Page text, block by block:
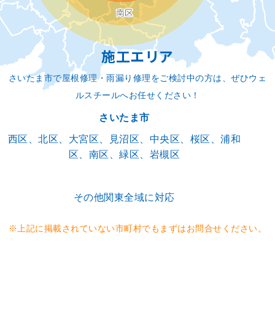
施工エリア
さいたま市で屋根修理・雨漏り修理をご検討中の方は、ぜひウェ
ルスチールへお任せください！
さいたま市
西区、北区、大宮区、見沼区、中央区、桜区、浦和
区、南区、緑区、岩槻区
その他関東全域に対応
※上記に掲載されていない市町村でもまずはお問合せください。